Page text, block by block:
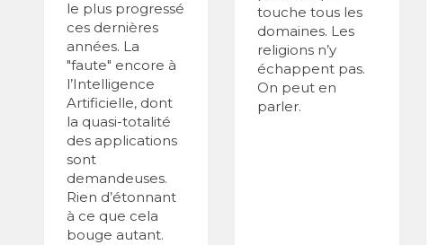
le plus progressé
ces dernières
années. La
"faute" encore à
l’Intelligence
Artificielle, dont
la quasi-totalité
des applications
sont
demandeuses.
Rien d’étonnant
à ce que cela
bouge autant.
touche tous les
domaines. Les
religions n’y
échappent pas.
On peut en
parler.